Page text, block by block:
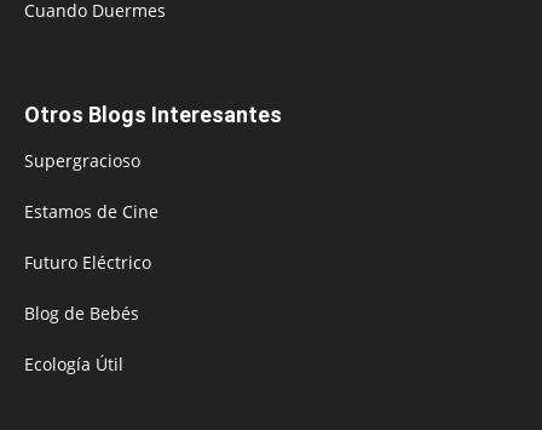
Cuando Duermes
Otros Blogs Interesantes
Supergracioso
Estamos de Cine
Futuro Eléctrico
Blog de Bebés
Ecología Útil